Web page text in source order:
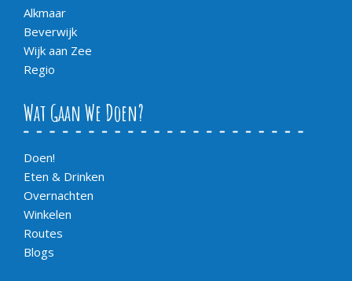
Alkmaar
Beverwijk
Wijk aan Zee
Regio
Wat Gaan We Doen?
Doen!
Eten & Drinken
Overnachten
Winkelen
Routes
Blogs